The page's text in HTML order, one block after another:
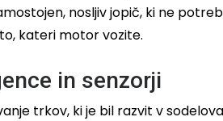
nosljiv jopič, ki ne
kateri motor vozite.
in senzorji
trkov, ki je bil razvit v